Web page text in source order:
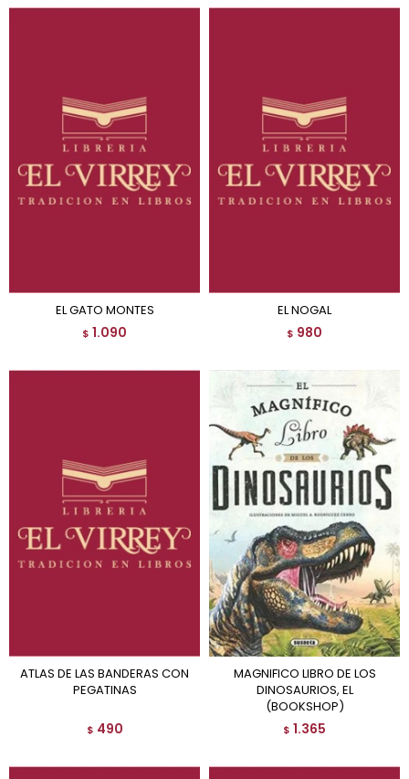
EL GATO MONTES
$ 1.090
EL NOGAL
$ 980
ATLAS DE LAS BANDERAS CON
PEGATINAS
$ 490
MAGNIFICO LIBRO DE LOS
DINOSAURIOS, EL
(BOOKSHOP)
$ 1.365